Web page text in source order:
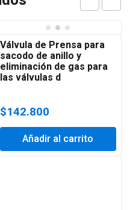
Válvula de Prensa para
sacodo de anillo y
eliminación de gas para
las válvulas d
$142.800
Añadir al carrito